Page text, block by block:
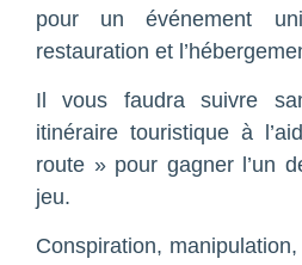
pour un événement
restauration et
Il vous faudra suivre
itinéraire touristique à
route » pour gagner l’un
jeu.
Conspiration,